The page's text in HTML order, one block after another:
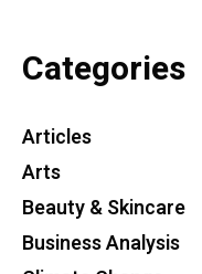
Categories
Articles
Arts
Beauty & Skincare
Business Analysis